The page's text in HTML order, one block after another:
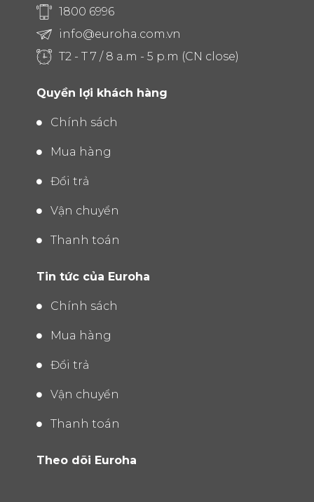
1800 6996
info@euroha.com.vn
T2 - T 7 / 8 a.m - 5 p.m (CN close)
Quyền lợi khách hàng
Chính sách
Mua hàng
Đổi trả
Vận chuyển
Thanh toán
Tin tức của Euroha
Chính sách
Mua hàng
Đổi trả
Vận chuyển
Thanh toán
Theo dõi Euroha